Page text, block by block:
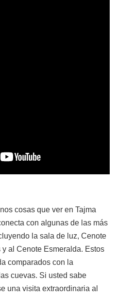
cosas que ver en Tajma
con algunas de las más
la sala de luz, Cenote
al Cenote Esmeralda. Estos
comparados con la
cuevas. Si usted sabe
una visita extraordinaria al